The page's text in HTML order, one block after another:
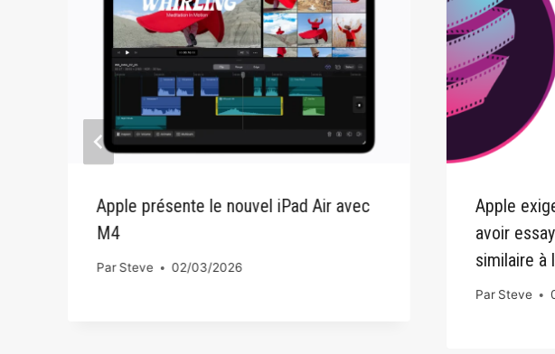
Apple présente le nouvel iPad Air avec
M4
ParSteve 02/03/2026
Apple
avoir
similaire à
Par Steve